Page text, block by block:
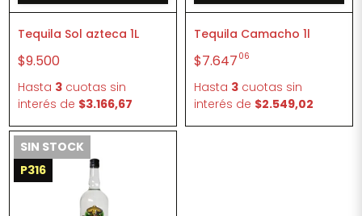
Tequila Sol azteca 1L
$9.500
Hasta 3 cuotas sin
interés de $3.166,67
Tequila Camacho 1l
$7.647 06
Hasta 3 cuotas sin
interés de $2.549,02
SIN STOCK
P316